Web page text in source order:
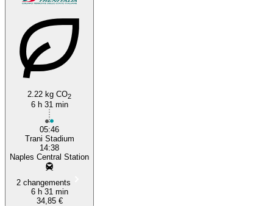
2.22 kg CO2
6 h 31 min
05:46
Trani Stadium
14:38
Naples Central Station
2 changements
6 h 31 min
34,85 €